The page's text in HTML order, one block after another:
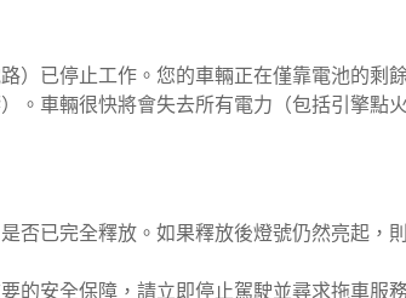
）已停止工作。您的車輛正在僅靠電池的剩
。車輛很快將會失去所有電力（包括引擎點
否已完全釋放。如果釋放後燈號仍然亮起
的安全保障，請立即停止駕駛並尋求拖車服務